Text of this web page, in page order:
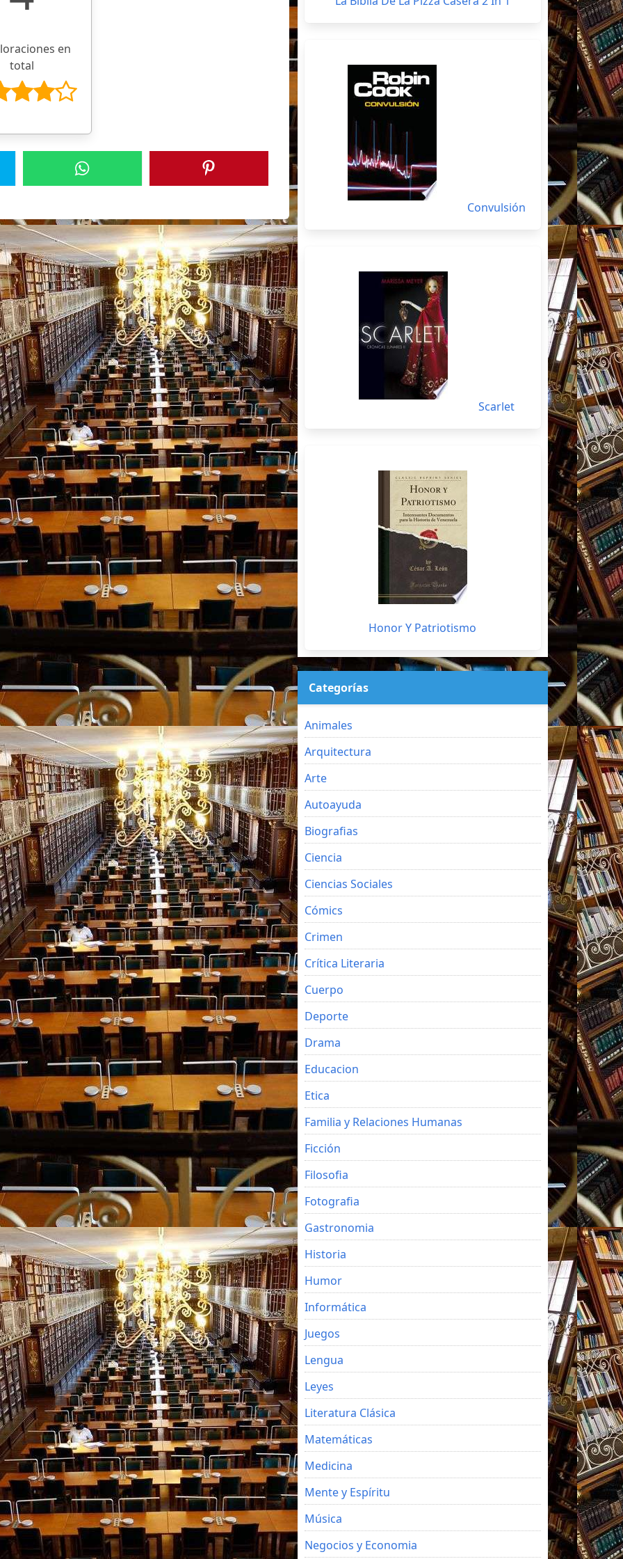
en
total
Convulsión
Scarlet
Honor Y Patriotismo
Categorías
Animales
Arquitectura
Arte
Autoayuda
Biografias
Ciencia
Ciencias Sociales
Cómics
Crimen
Crítica Literaria
Cuerpo
Deporte
Drama
Educacion
Etica
Familia y Relaciones Humanas
Ficción
Filosofia
Fotografia
Gastronomia
Historia
Humor
Informática
Juegos
Lengua
Leyes
Literatura Clásica
Matemáticas
Medicina
Mente y Espíritu
Música
Negocios y Economia